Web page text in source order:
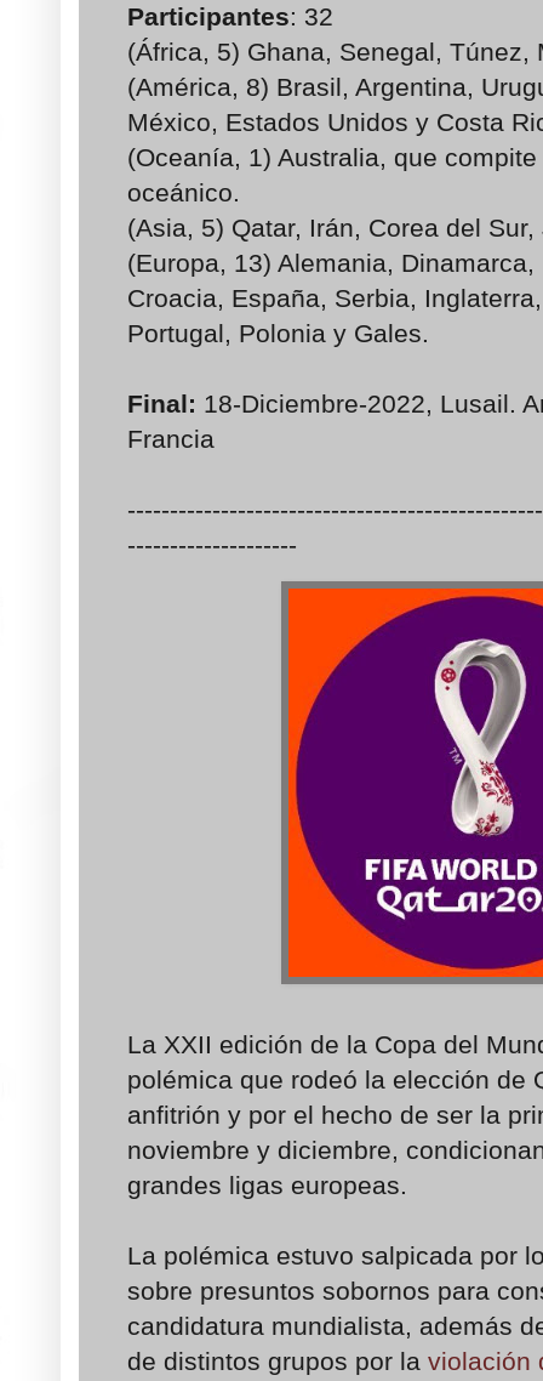
Participantes: 32
(África, 5) Ghana, Senegal, Túnez,
(América, 8) Brasil, Argentina,
México, Estados Unidos y Costa
(Oceanía, 1) Australia, que
oceánico.
(Asia, 5) Qatar, Irán, Corea del
(Europa, 13) Alemania,
Croacia, España, Serbia,
Portugal, Polonia y Gales.
Final: 18-Diciembre-2022, Lusail.
Francia
--------------------
La XXII edición de la Copa del
polémica que rodeó la elección de
anfitrión y por el hecho de ser la
noviembre y diciembre,
grandes ligas europeas.
La polémica estuvo salpicada por
sobre presuntos sobornos para
candidatura mundialista, además
de distintos grupos por la violación